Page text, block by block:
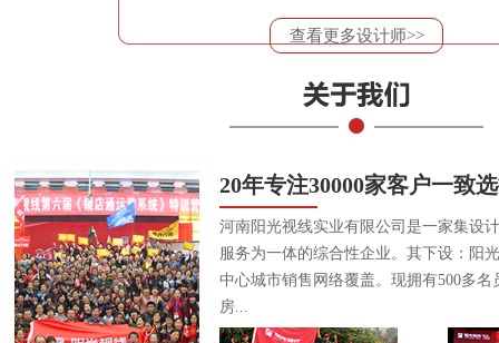
查看更多设计师>>
20年专注30000家客户一致
河南阳光视线实业有限公司是一家集设
服务为一体的综合性企业。其下设：阳
中心城市销售网络覆盖。现拥有500多
房...